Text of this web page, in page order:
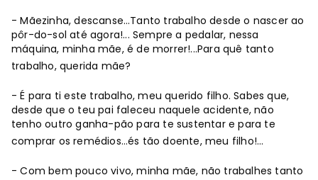
- Mãezinha, descanse…Tanto trabalho desde o nascer ao
pôr-do-sol até agora!... Sempre a pedalar, nessa
máquina, minha mãe, é de morrer!...Para quê tanto
trabalho, querida mãe?
- É para ti este trabalho, meu querido filho. Sabes que,
desde que o teu pai faleceu naquele acidente, não
tenho outro ganha-pão para te sustentar e para te
comprar os remédios…és tão doente, meu filho!...
- Com bem pouco vivo, minha mãe, não trabalhes tanto